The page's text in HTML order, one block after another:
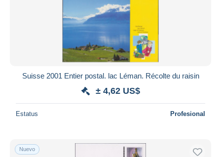
Suisse 2001 Entier postal. lac Léman. Récolte du raisin
± 4,62 US$
Estatus Profesional
Nuevo